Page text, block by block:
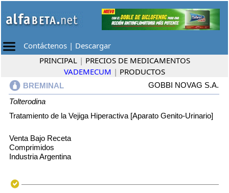
Contáctenos | Descargar
PRINCIPAL | PRECIOS DE MEDICAMENTOS
VADEMECUM | PRODUCTOS
BREMINAL
GOBBI NOVAG S.A.
Tolterodina
Tratamiento de la Vejiga Hiperactiva [Aparato Genito-Urinario]
Venta Bajo Receta
Comprimidos
Industria Argentina